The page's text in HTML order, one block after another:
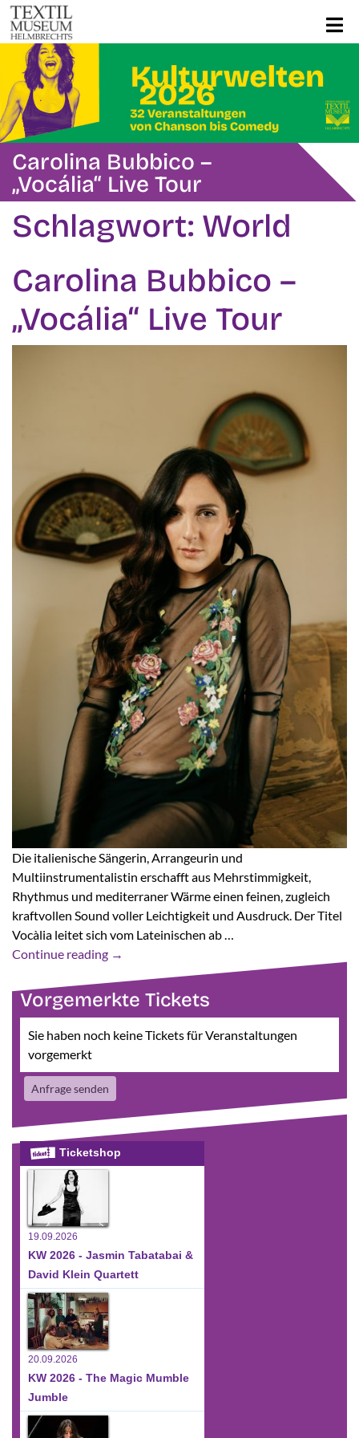
Carolina Bubbico –
„Vocália“ Live Tour
Schlagwort: World
Carolina Bubbico –
„Vocália“ Live Tour
Die italienische Sängerin, Arrangeurin und
Multiinstrumentalistin erschafft aus Mehrstimmigkeit,
Rhythmus und mediterraner Wärme einen feinen, zugleich
kraftvollen Sound voller Leichtigkeit und Ausdruck. Der Titel
Vocàlia leitet sich vom Lateinischen ab …
Continue reading →
Vorgemerkte Tickets
Sie haben noch keine Tickets für Veranstaltungen
vorgemerkt
Anfrage senden
Ticketshop
19.09.2026
KW 2026 - Jasmin Tabatabai &
David Klein Quartett
20.09.2026
KW 2026 - The Magic Mumble
Jumble